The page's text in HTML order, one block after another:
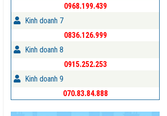
0968.199.439
Kinh doanh 7
0836.126.999
Kinh doanh 8
0915.252.253
Kinh doanh 9
070.83.84.888